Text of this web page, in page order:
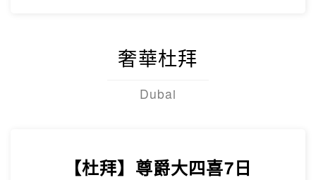
奢華杜拜
Dubai
【杜拜】尊爵大四喜7日